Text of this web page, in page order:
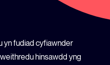
yn fudiad cyfiawnder
hinsawdd yng